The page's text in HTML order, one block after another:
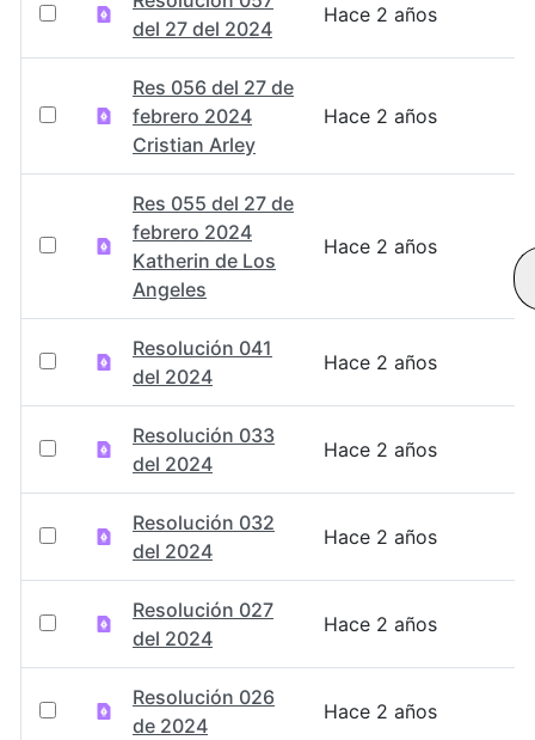
del 27 del 2024
Hace 2 años
Res 056 del 27 de
febrero 2024
Cristian Arley
Hace 2 años
Res 055 del 27 de
febrero 2024
Katherin de Los
Angeles
Hace 2 años
Resolución 041
del 2024
Hace 2 años
Resolución 033
del 2024
Hace 2 años
Resolución 032
del 2024
Hace 2 años
Resolución 027
del 2024
Hace 2 años
Resolución 026
de 2024
Hace 2 años